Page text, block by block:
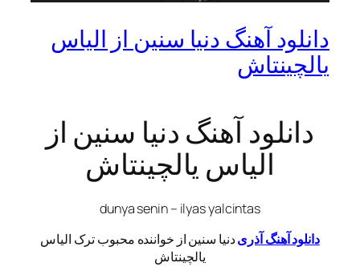
دانلود آهنگ دنیا سنین از الیاس
یالچینتاش
دانلود آهنگ دنیا سنین از
الیاس یالچینتاش
dunya senin – ilyas yalcintas
دانلود آهنگ آذریدنیا سنین از خواننده محبوب ترک الیاس
یالچینتاش